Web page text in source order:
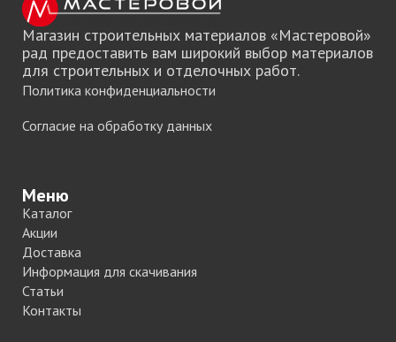
Магазин строительных материалов «Мастеровой»
рад предоставить вам широкий выбор материалов
для строительных и отделочных работ.
Политика конфиденциальности
Согласие на обработку данных
Меню
Каталог
Акции
Доставка
Информация для скачивания
Статьи
Контакты